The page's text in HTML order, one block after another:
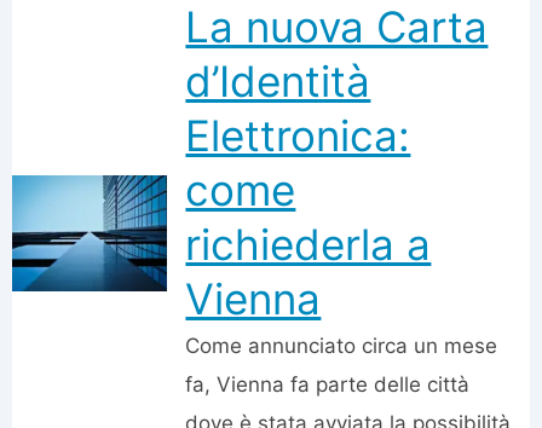
La nuova Carta
d’Identità
Elettronica:
come
richiederla a
Vienna
Come annunciato circa un mese
fa, Vienna fa parte delle città
dove è stata avviata la possibilità